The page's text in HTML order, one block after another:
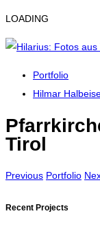
LOADING
Portfolio
Hilmar
Tirol
Previous Portfolio
Recent Projects